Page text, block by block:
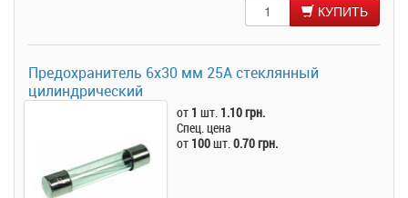
КУПИТЬ
Предохранитель 6x30 мм 25A стеклянный
цилиндрический
от 1 шт. 1.10 грн.
Спец. цена
от 100шт.0.70 грн.